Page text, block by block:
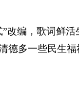
编，歌词鲜活
德多一些民生